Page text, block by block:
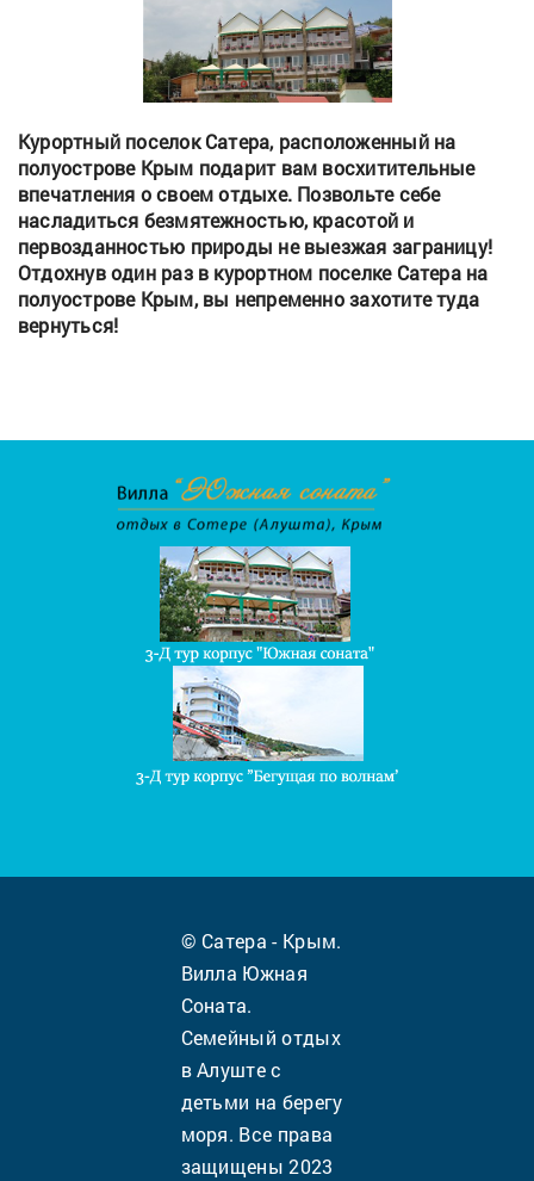
Курортный поселок Сатера, расположенный на
полуострове Крым подарит вам восхитительные
впечатления о своем отдыхе. Позвольте себе
насладиться безмятежностью, красотой и
первозданностью природы не выезжая заграницу!
Отдохнув один раз в курортном поселке Сатера на
полуострове Крым, вы непременно захотите туда
вернуться!
© Сатера - Крым.
Вилла Южная
Соната.
Семейный отдых
в Алуште с
детьми на берегу
моря. Все права
защищены 2023